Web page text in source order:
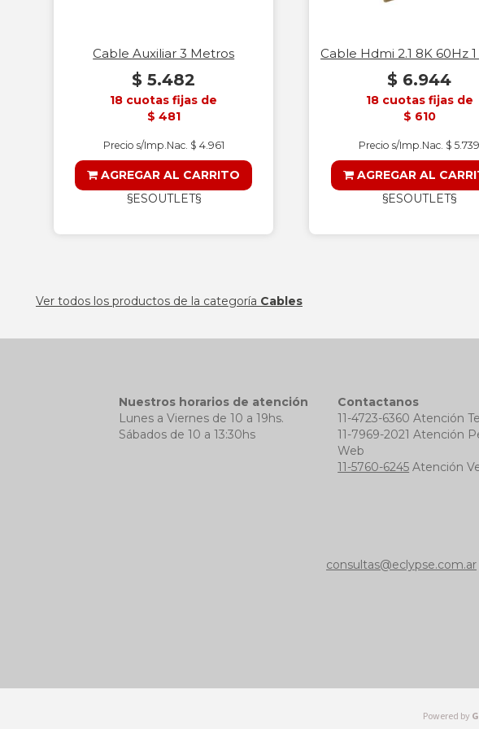
Cable Auxiliar 3 Metros
$ 5.482
18 cuotas fijas de
$ 481
Precio s/Imp.Nac. $ 4.961
AGREGAR AL CARRITO
§ESOUTLET§
Cable Hdmi 2.1 8K 60Hz
$ 6.944
18 cuotas fijas de
$ 610
Precio s/Imp.Nac. $ 5.739
AGREGAR AL
§ESOUTLET§
Ver todos los productos de la categoría Cables
Nuestros horarios de atención
Lunes a Viernes de 10 a 19hs.
Sábados de 10 a 13:30hs
Contactanos
11-4723-6360 Atención
11-7969-2021 Atención
Web
11-5760-6245 Atención
consultas@eclypse.com.ar
Powered by